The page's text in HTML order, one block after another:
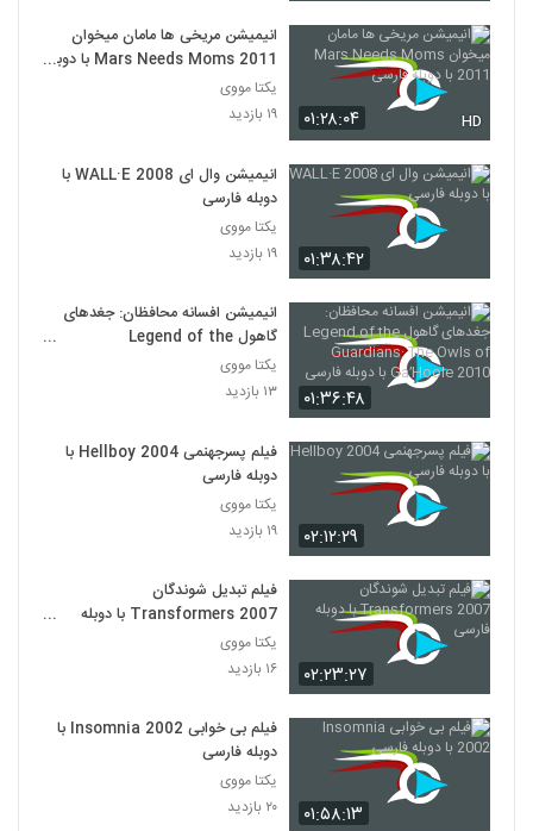
۰۱:۲۸:۰۴ HD
انیمیشن مریخی ها مامان میخوان
Mars Needs Moms 2011 با دوبله
فارسی
یکتا مووی
۱۹ بازدید
۰۱:۳۸:۴۲
انیمیشن وال ای WALL·E 2008 با
دوبله فارسی
یکتا مووی
۱۹ بازدید
۰۱:۳۶:۴۸
انیمیشن افسانه محافظان: جغدهای
گاهول Legend of the
Guardians: The Owls of
Ga’Hoole 2010 با دوبله فارسی
یکتا مووی
۱۳ بازدید
۰۲:۱۲:۲۹
فیلم پسرجهنمی Hellboy 2004 با
دوبله فارسی
یکتا مووی
۱۹ بازدید
۰۲:۲۳:۲۷
فیلم تبدیل شوندگان
Transformers 2007 با دوبله
فارسی
یکتا مووی
۱۶ بازدید
۰۱:۵۸:۱۳
فیلم بی خوابی Insomnia 2002 با
دوبله فارسی
یکتا مووی
۲۰ بازدید